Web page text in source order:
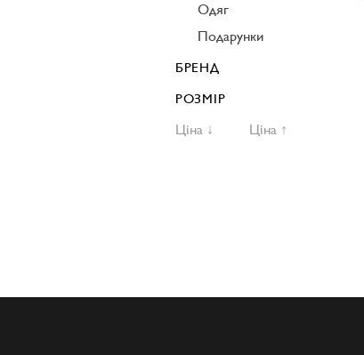
Одяг
Подарунки
БРЕНД
РОЗМІР
Ціна ↓ Ціна ↑